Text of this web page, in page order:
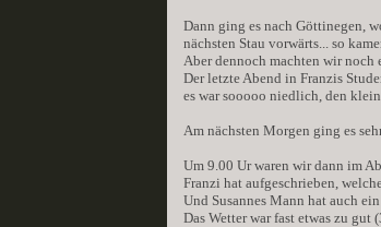
Dann ging es nach Göttinegen,
nächsten Stau vorwärts... so
Aber dennoch machten wir noch
Der letzte Abend in Franzis
es war sooooo niedlich, den
Am nächsten Morgen ging es
Um 9.00 Ur waren wir dann im
Franzi hat aufgeschrieben,
Und Susannes Mann hat auch
Das Wetter war fast etwas zu